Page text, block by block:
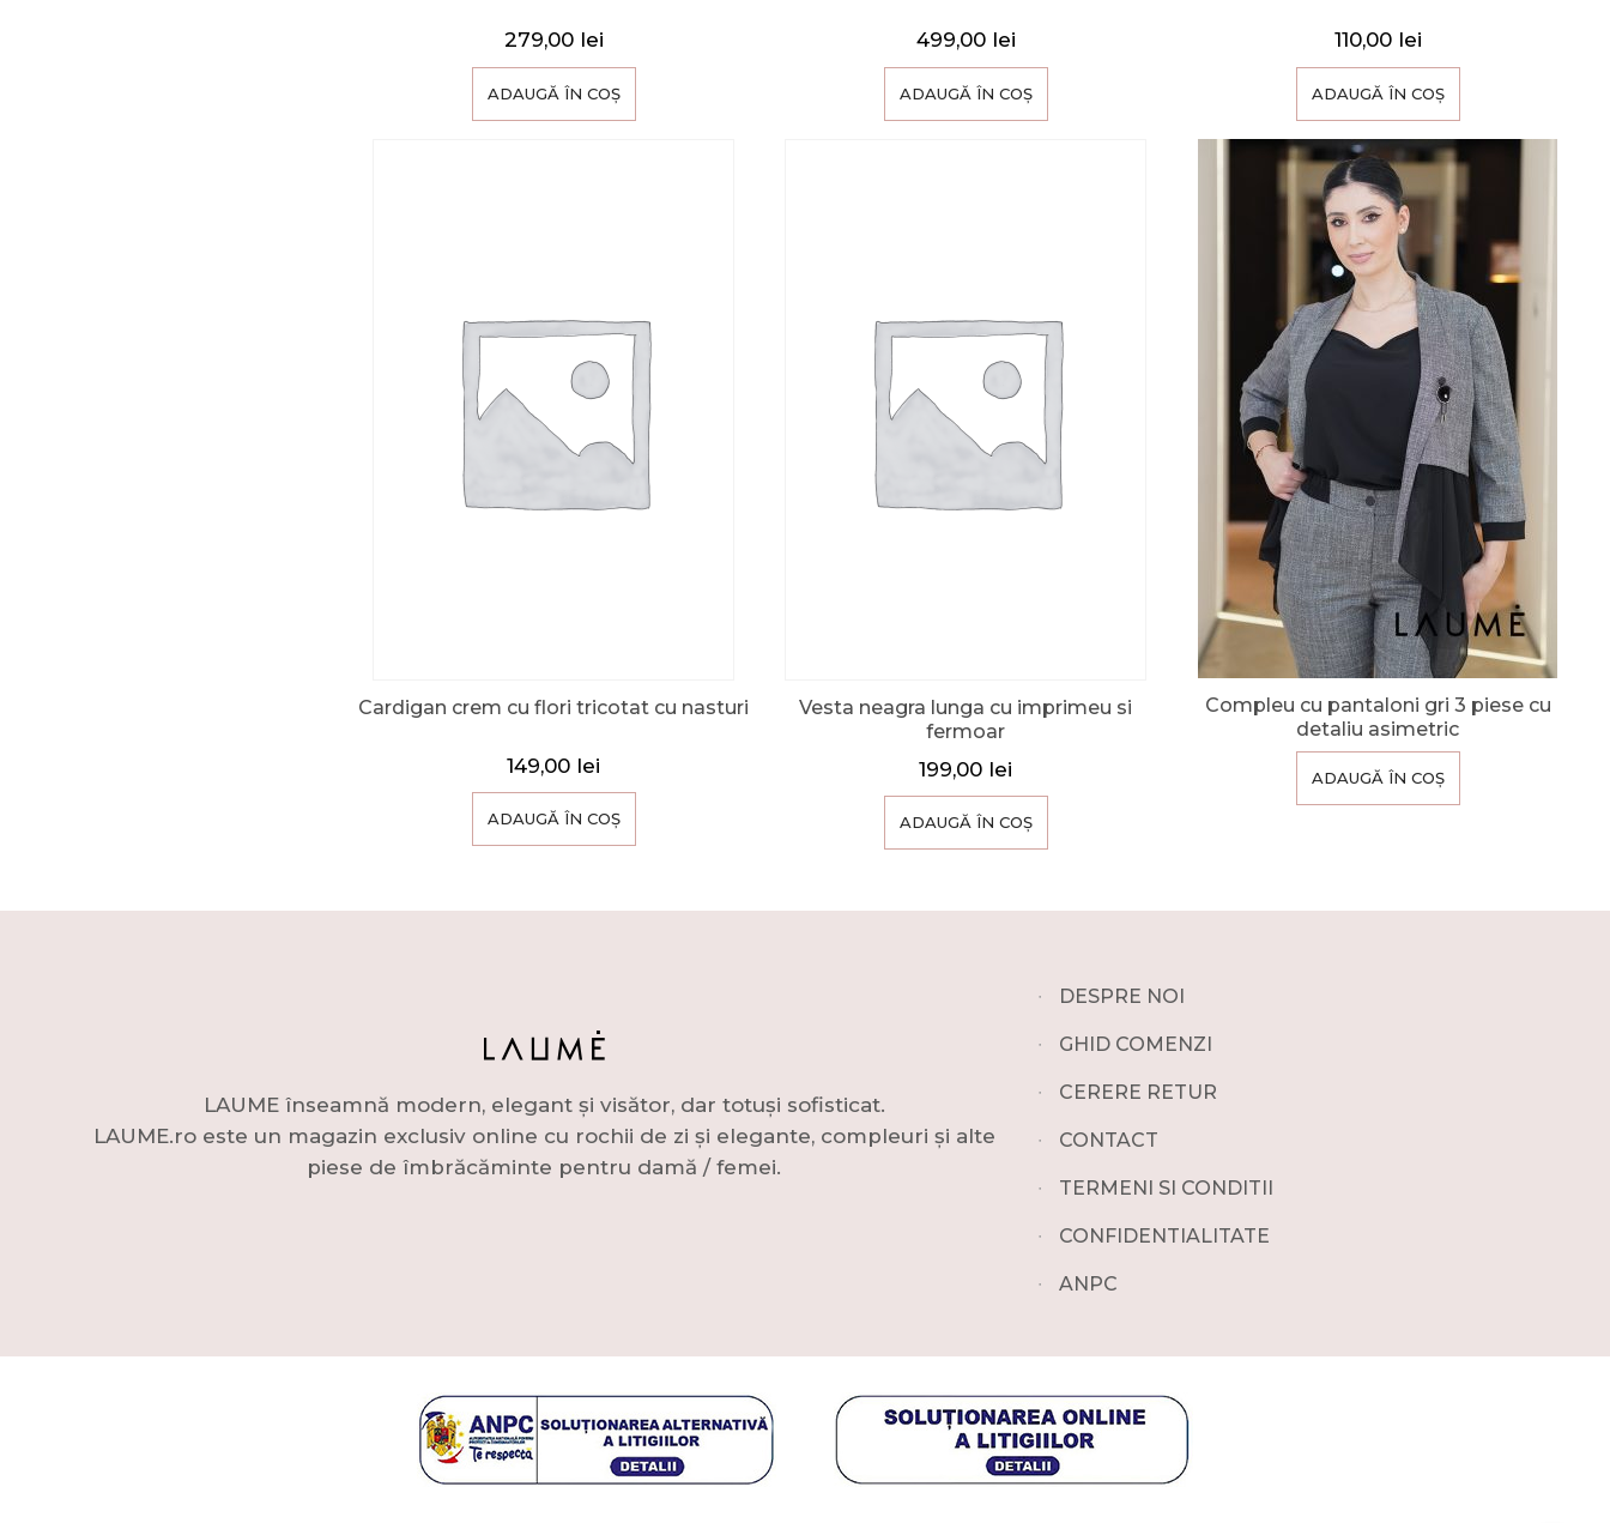
279,00 lei
ADAUGĂ ÎN COȘ
499,00 lei
ADAUGĂ ÎN COȘ
110,00 lei
ADAUGĂ ÎN COȘ
Cardigan crem cu flori tricotat cu nasturi
149,00 lei
ADAUGĂ ÎN COȘ
Vesta neagra lunga cu imprimeu si
fermoar
199,00 lei
ADAUGĂ ÎN COȘ
Compleu cu pantaloni gri 3 piese cu
detaliu asimetric
ADAUGĂ ÎN COȘ
LAUME înseamnă modern, elegant și visător, dar totuși sofisticat.
LAUME.ro este un magazin exclusiv online cu rochii de zi și elegante, compleuri și alte
piese de îmbrăcăminte pentru damă / femei.
∙ DESPRE NOI
∙ GHID COMENZI
∙ CERERE RETUR
∙ CONTACT
∙ TERMENI SI CONDITII
∙ CONFIDENTIALITATE
∙ ANPC